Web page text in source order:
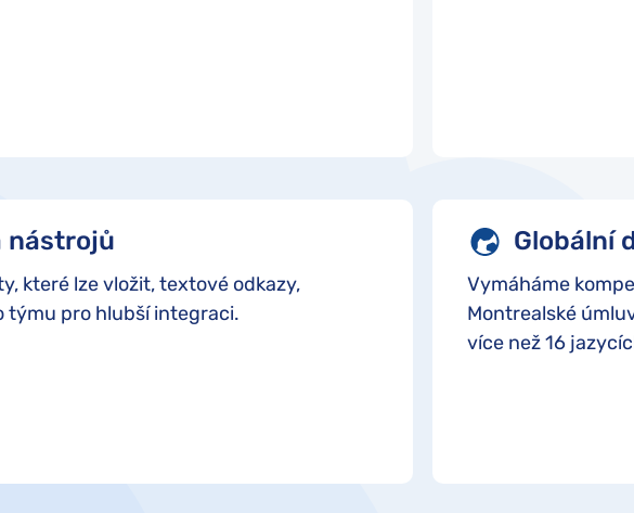
nástrojů
které lze vložit, textové odkazy,
týmu pro hlubší integraci.
Globální
Vymáháme
Montrealské
více než 16